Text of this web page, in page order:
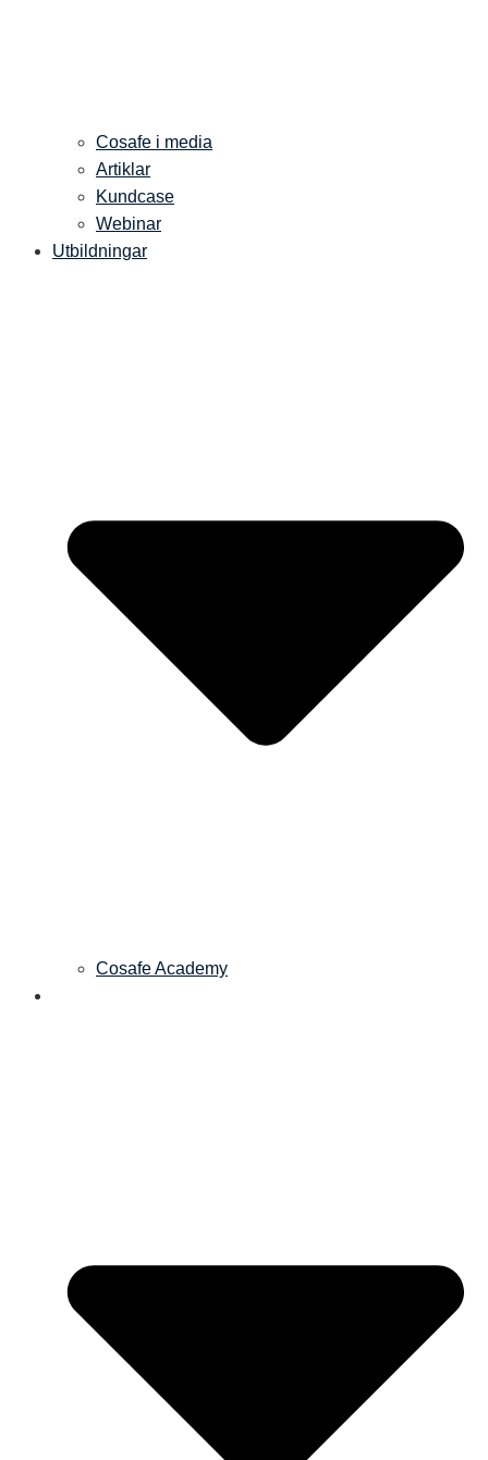
Cosafe i media
Artiklar
Kundcase
Webinar
Utbildningar
Cosafe Academy